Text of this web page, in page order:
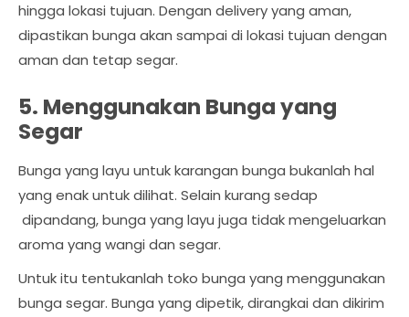
hingga lokasi tujuan. Dengan delivery yang aman,
dipastikan bunga akan sampai di lokasi tujuan dengan
aman dan tetap segar.
5. Menggunakan Bunga yang
Segar
Bunga yang layu untuk karangan bunga bukanlah hal
yang enak untuk dilihat. Selain kurang sedap
dipandang, bunga yang layu juga tidak mengeluarkan
aroma yang wangi dan segar.
Untuk itu tentukanlah toko bunga yang menggunakan
bunga segar. Bunga yang dipetik, dirangkai dan dikirim